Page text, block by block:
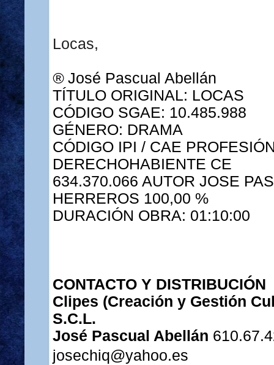
Locas,
® José Pascual Abellán
TÍTULO ORIGINAL: LOCAS
CÓDIGO SGAE: 10.485.988
GÉNERO: DRAMA
CÓDIGO IPI / CAE
DERECHOHABIENTE CE
634.370.066 AUTOR JOSE
HERREROS 100,00 %
DURACIÓN OBRA: 01:10:00
CONTACTO Y DISTRIBUCIÓN
Clipes (Creación y Gestión
S.C.L.
José Pascual Abellán
josechiq@yahoo.es